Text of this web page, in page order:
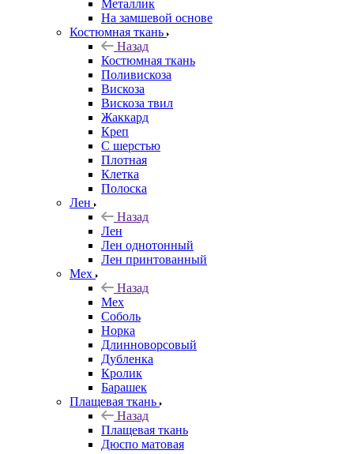
Металлик
На замшевой основе
Костюмная ткань
Назад
Костюмная ткань
Поливискоза
Вискоза
Вискоза твил
Жаккард
Креп
С шерстью
Плотная
Клетка
Полоска
Лен
Назад
Лен
Лен однотонный
Лен принтованный
Мех
Назад
Мех
Соболь
Норка
Длинноворсовый
Дубленка
Кролик
Барашек
Плащевая ткань
Назад
Плащевая ткань
Дюспо матовая